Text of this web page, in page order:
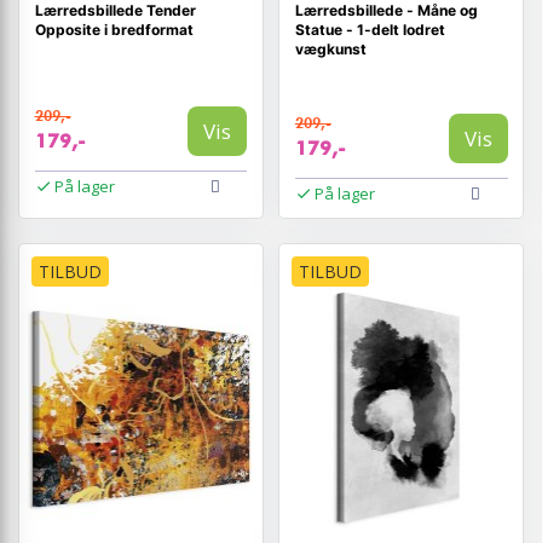
Lærredsbillede Tender
Opposite i bredformat
209,-
179,- Vis
På lager
Lærredsbillede - Måne og
Statue - 1-delt lodret
vægkunst
209,-
179,- Vis
På lager
TILBUD TILBUD